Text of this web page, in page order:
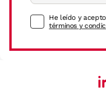
He leído y
términos y